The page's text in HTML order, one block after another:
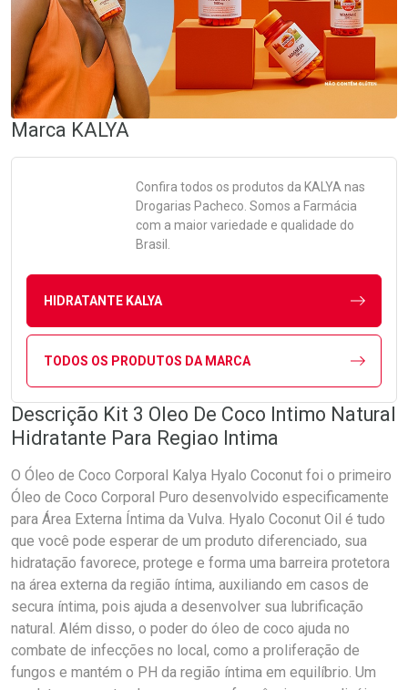
Marca KALYA
Confira todos os produtos da KALYAnas
Drogarias Pacheco. Somos a Farmácia
com a maior variedade e qualidade do
Brasil.
HIDRATANTE KALYA
TODOS OS PRODUTOS DA MARCA
Descrição Kit 3 Oleo De Coco Intimo Natural
Hidratante Para Regiao Intima
O Óleo de Coco Corporal Kalya Hyalo Coconut foi o primeiro
Óleo de Coco Corporal Puro desenvolvido especificamente
para Área Externa Íntima da Vulva. Hyalo Coconut Oil é tudo
que você pode esperar de um produto diferenciado, sua
hidratação favorece, protege e forma uma barreira protetora
na área externa da região íntima, auxiliando em casos de
secura íntima, pois ajuda a desenvolver sua lubrificação
natural. Além disso, o poder do óleo de coco ajuda no
combate de infecções no local, como a proliferação de
fungos e mantém o PH da região íntima em equilíbrio. Um